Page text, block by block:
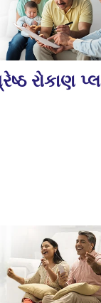
રોકાણ